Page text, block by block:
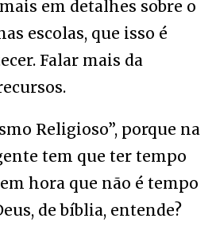
em detalhes sobre o
escolas, que isso é
Falar mais da
Religioso”, porque na
tem que ter tempo
hora que não é tempo
de bíblia, entende?